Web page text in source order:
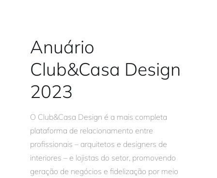
Anuário
Club&Casa Design
2023
O Club&Casa Design é a mais completa
plataforma de relacionamento entre
profissionais – arquitetos e designers de
interiores – e lojistas do setor, promovendo
geração de negócios e fidelização por meio